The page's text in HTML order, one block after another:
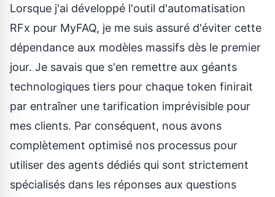
Lorsque j'ai développé l'outil d'automatisation
RFx pour MyFAQ, je me suis assuré d'éviter cette
dépendance aux modèles massifs dès le premier
jour. Je savais que s'en remettre aux géants
technologiques tiers pour chaque token finirait
par entraîner une tarification imprévisible pour
mes clients. Par conséquent, nous avons
complètement optimisé nos processus pour
utiliser des agents dédiés qui sont strictement
spécialisés dans les réponses aux questions